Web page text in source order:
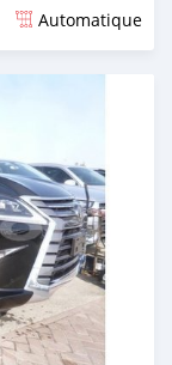
Automatique